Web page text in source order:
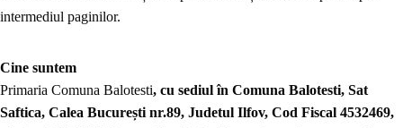
intermediul paginilor.
Cine suntem
Primaria Comuna Balotesti, cu sediulîn Comuna Balotesti, Sat
Saftica, Calea București nr.89, Judetul Ilfov, Cod Fiscal 4532469,